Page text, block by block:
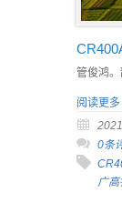
管俊鸿。
阅读更多
0条
广高